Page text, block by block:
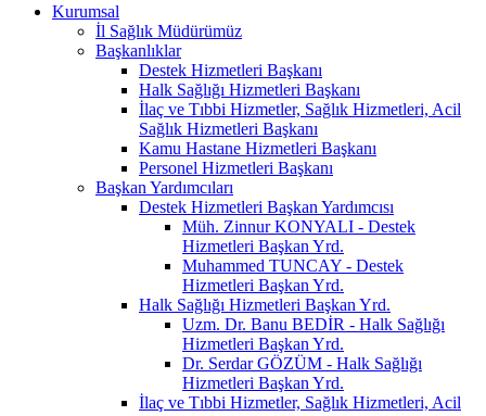
Kurumsal
İl Sağlık Müdürümüz
Başkanlıklar
Destek Hizmetleri Başkanı
Halk Sağlığı Hizmetleri Başkanı
İlaç ve Tıbbi Hizmetler, Sağlık Hizmetleri, Acil
Sağlık Hizmetleri Başkanı
Kamu Hastane Hizmetleri Başkanı
Personel Hizmetleri Başkanı
Başkan Yardımcıları
Destek Hizmetleri Başkan Yardımcısı
Müh. Zinnur KONYALI - Destek
Hizmetleri Başkan Yrd.
Muhammed TUNCAY - Destek
Hizmetleri Başkan Yrd.
Halk Sağlığı Hizmetleri Başkan Yrd.
Uzm. Dr. Banu BEDİR - Halk Sağlığı
Hizmetleri Başkan Yrd.
Dr. Serdar GÖZÜM - Halk Sağlığı
Hizmetleri Başkan Yrd.
İlaç ve Tıbbi Hizmetler, Sağlık Hizmetleri, Acil